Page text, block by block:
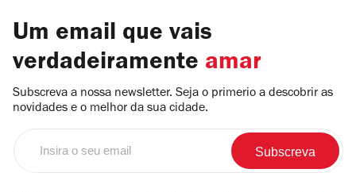
Um email que vais
verdadeiramente amar
Subscreva a nossa newsletter. Seja o primerio a descobrir as
novidades e o melhor da sua cidade.